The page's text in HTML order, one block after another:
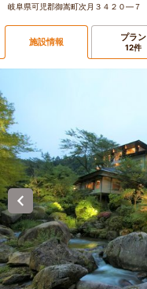
岐阜県可児郡御嵩町次月３４２０―７
施設情報 プラン
12件